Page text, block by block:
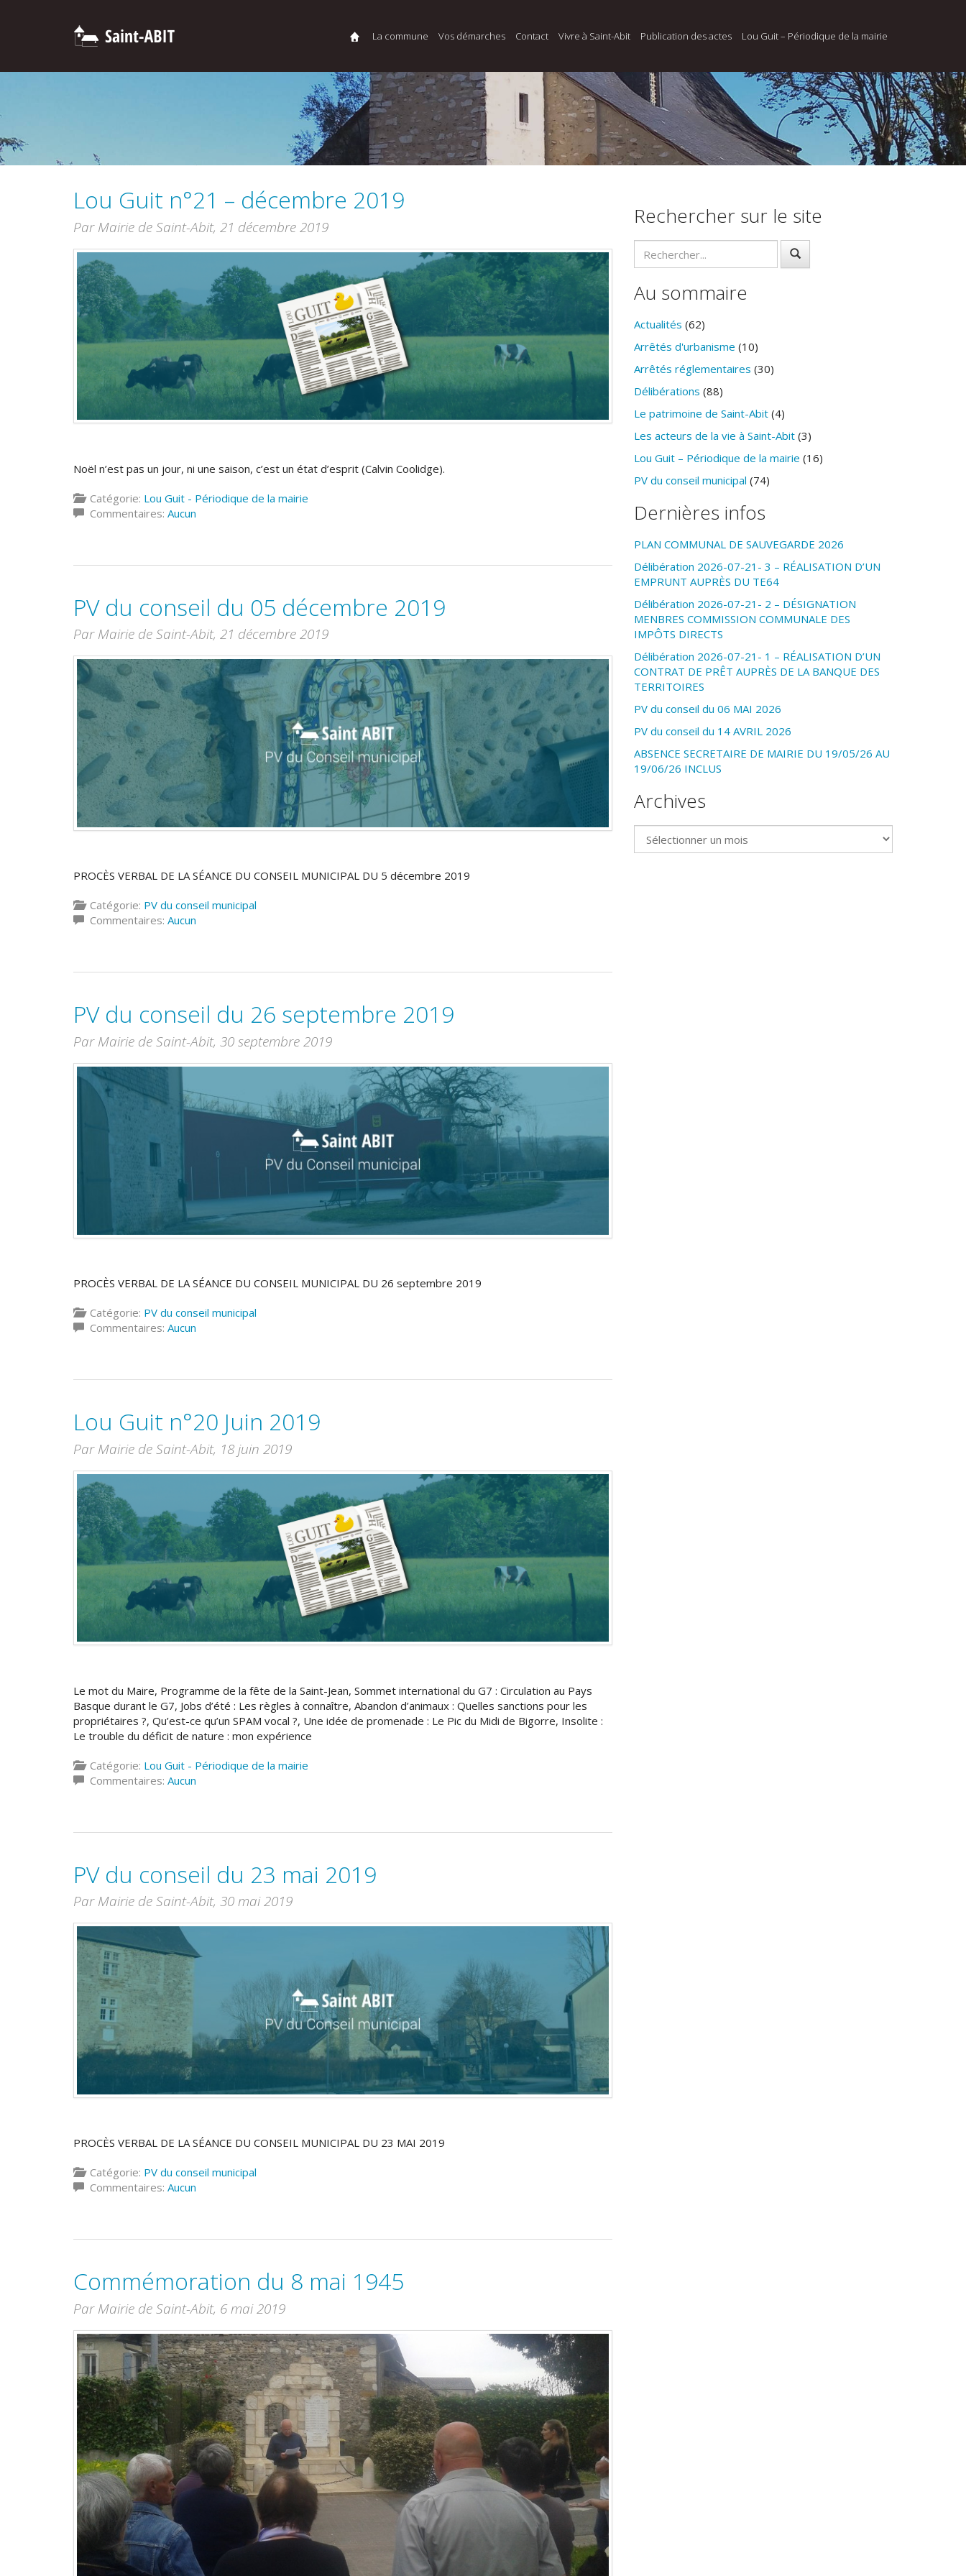
La commune Vos démarches Contact Vivre à Saint-Abit Publication des actes Lou Guit – Périodique de la mairie
Lou Guit n°21 – décembre 2019
Par Mairie de Saint-Abit, 21 décembre 2019
Noël n’est pas un jour, ni une saison, c’est un état d’esprit (Calvin Coolidge).
Catégorie: Lou Guit - Périodique de la mairie
Commentaires: Aucun
PV du conseil du 05 décembre 2019
Par Mairie de Saint-Abit, 21 décembre 2019
PROCÈS VERBAL DE LA SÉANCE DU CONSEIL MUNICIPAL DU 5 décembre 2019
Catégorie: PV du conseil municipal
Commentaires: Aucun
PV du conseil du 26 septembre 2019
Par Mairie de Saint-Abit, 30 septembre 2019
PROCÈS VERBAL DE LA SÉANCE DU CONSEIL MUNICIPAL DU 26 septembre 2019
Catégorie: PV du conseil municipal
Commentaires: Aucun
Lou Guit n°20 Juin 2019
Par Mairie de Saint-Abit, 18 juin 2019
Le mot du Maire, Programme de la fête de la Saint-Jean, Sommet international du G7 : Circulation au Pays
Basque durant le G7, Jobs d’été : Les règles à connaître, Abandon d’animaux : Quelles sanctions pour les
propriétaires ?, Qu’est-ce qu’un SPAM vocal ?, Une idée de promenade : Le Pic du Midi de Bigorre, Insolite :
Le trouble du déficit de nature : mon expérience
Catégorie: Lou Guit - Périodique de la mairie
Commentaires: Aucun
PV du conseil du 23 mai 2019
Par Mairie de Saint-Abit, 30 mai 2019
PROCÈS VERBAL DE LA SÉANCE DU CONSEIL MUNICIPAL DU 23 MAI 2019
Catégorie: PV du conseil municipal
Commentaires: Aucun
Commémoration du 8 mai 1945
Par Mairie de Saint-Abit, 6 mai 2019
Rechercher sur le site
Au sommaire
Actualités (62)
Arrêtés d'urbanisme (10)
Arrêtés réglementaires (30)
Délibérations (88)
Le patrimoine de Saint-Abit (4)
Les acteurs de la vie à Saint-Abit (3)
Lou Guit – Périodique de la mairie (16)
PV du conseil municipal (74)
Dernières infos
PLAN COMMUNAL DE SAUVEGARDE 2026
Délibération 2026-07-21- 3 – RÉALISATION D’UN
EMPRUNT AUPRÈS DU TE64
Délibération 2026-07-21- 2 – DÉSIGNATION
MENBRES COMMISSION COMMUNALE DES
IMPÔTS DIRECTS
Délibération 2026-07-21- 1 – RÉALISATION D’UN
CONTRAT DE PRÊT AUPRÈS DE LA BANQUE DES
TERRITOIRES
PV du conseil du 06 MAI 2026
PV du conseil du 14 AVRIL 2026
ABSENCE SECRETAIRE DE MAIRIE DU 19/05/26 AU
19/06/26 INCLUS
Archives
Archives